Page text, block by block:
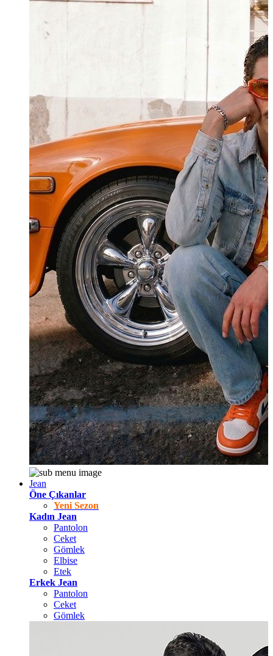
Jean
Öne Çıkanlar
Yeni Sezon
Kadın Jean
Pantolon
Ceket
Gömlek
Elbise
Etek
Erkek Jean
Pantolon
Ceket
Gömlek